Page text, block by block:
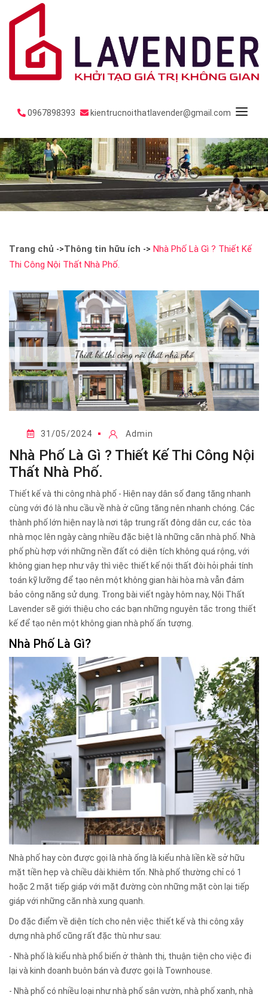
0967898393 kientrucnoithatlavender@gmail.com
Trang chủ ->Thông tin hữu ích -> Nhà Phố Là Gì ? Thiết Kế
Thi Công Nội Thất Nhà Phố.
31/05/2024 Admin
Nhà Phố Là Gì ? Thiết Kế Thi Công Nội
Thất Nhà Phố.
Thiết kế và thi công nhà phố - Hiện nay dân số đang tăng nhanh
cùng với đó là nhu cầu về nhà ở cũng tăng nên nhanh chóng. Các
thành phố lớn hiện nay là nơi tập trung rất đông dân cư, các tòa
nhà mọc lên ngày càng nhiều đặc biệt là những căn nhà phố. Nhà
phố phù hợp với những nền đất có diện tích không quá rộng, với
không gian hẹp như vậy thì việc thiết kế nội thất đòi hỏi phải tính
toán kỹ lưỡng để tạo nên một không gian hài hòa mà vẫn đảm
bảo công năng sử dụng. Trong bài viết ngày hôm nay, Nội Thất
Lavendersẽ giới thiệu cho các bạn những nguyên tắc trong thiết
kế để tạo nên một không gian nhà phố ấn tượng.
Nhà Phố Là Gì?
Nhà phố hay còn được gọi là nhà ống là kiểu nhà liền kề sở hữu
mặt tiền hẹp và chiều dài khiêm tốn. Nhà phố thường chỉ có 1
hoặc 2 mặt tiếp giáp với mặt đường còn những mặt còn lại tiếp
giáp với những căn nhà xung quanh.
Do đặc điểm về diện tích cho nên việc thiết kế và thi công xây
dựng nhà phố cũng rất đặc thù như sau:
- Nhà phố là kiểu nhà phổ biến ở thành thị, thuận tiện cho việc đi
lại và kinh doanh buôn bán và được gọi là Townhouse.
- Nhà phố có nhiều loại như nhà phố sân vườn, nhà phố xanh, nhà